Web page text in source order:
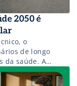
2050 é
o
de longo
da saúde. A
para apoiar a
setor.